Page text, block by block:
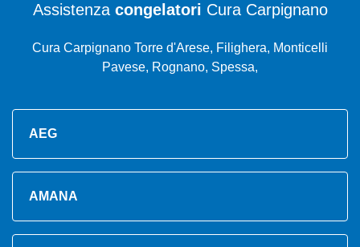
Assistenza congelatori Cura Carpignano
Cura Carpignano Torre d'Arese, Filighera, Monticelli
Pavese, Rognano, Spessa,
AEG
AMANA